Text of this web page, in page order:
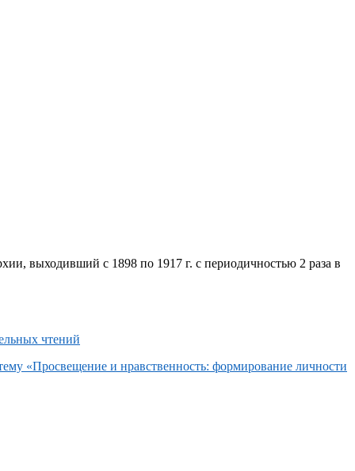
выходивший с 1898 по 1917 г. с периодичностью 2 раза в
«Просвещение и нравственность: формирование личности